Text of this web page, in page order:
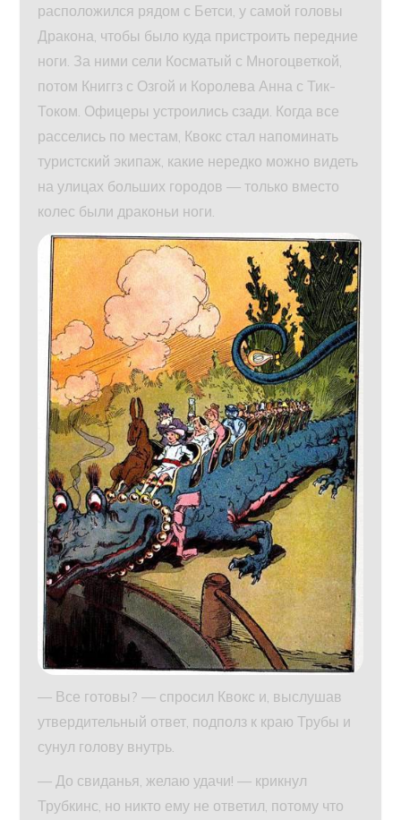
расположился рядом с Бетси, у самой головы
Дракона, чтобы было куда пристроить передние
ноги. За ними сели Косматый с Многоцветкой,
потом Книггз с Озгой и Королева Анна с Тик-
Током. Офицеры устроились сзади. Когда все
расселись по местам, Квокс стал напоминать
туристский экипаж, какие нередко можно видеть
на улицах больших городов — только вместо
колес были драконьи ноги.
— Все готовы? — спросил Квокс и, выслушав
утвердительный ответ, подполз к краю Трубы и
сунул голову внутрь.
— До свиданья, желаю удачи! — крикнул
Трубкинс, но никто ему не ответил, потому что